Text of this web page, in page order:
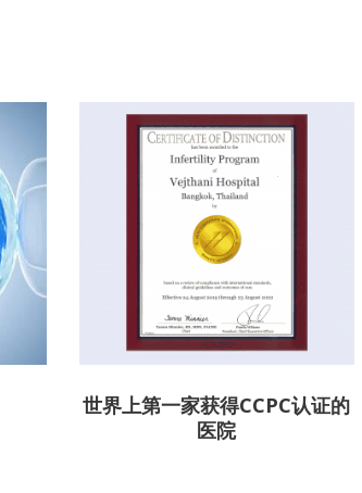
世界上第一家获得CCPC认证的
医院